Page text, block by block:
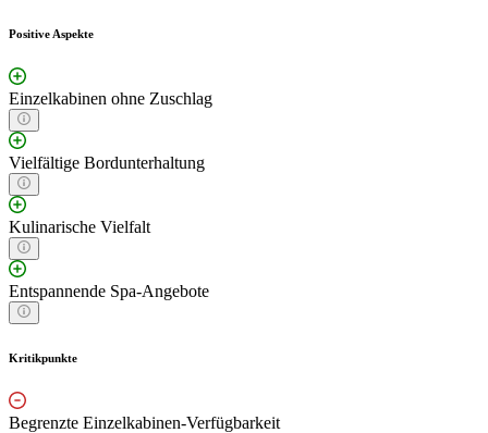
Positive Aspekte
Einzelkabinen ohne Zuschlag
Vielfältige Bordunterhaltung
Kulinarische Vielfalt
Entspannende Spa-Angebote
Kritikpunkte
Begrenzte Einzelkabinen-Verfügbarkeit